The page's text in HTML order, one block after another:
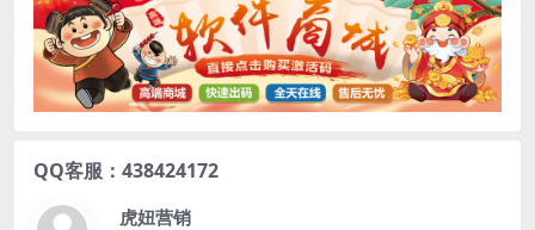
QQ客服：438424172
虎妞营销